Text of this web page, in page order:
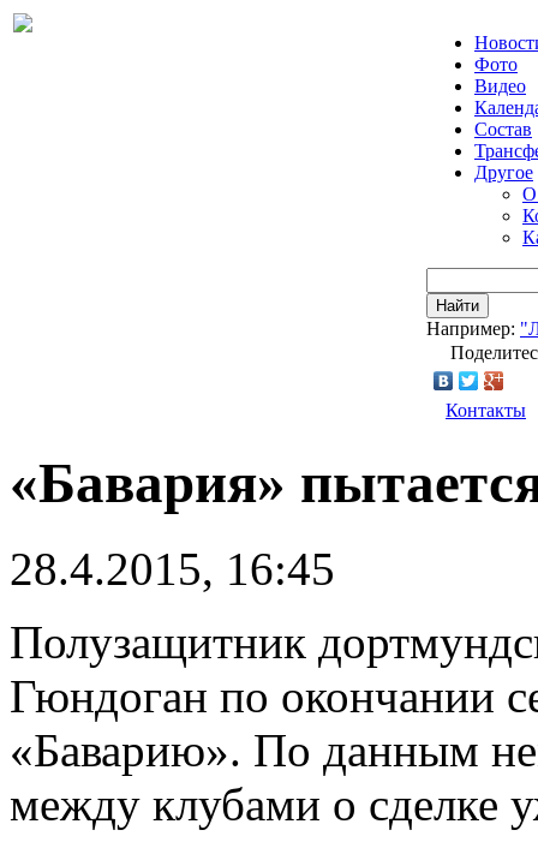
Фото
Видео
Состав
Другое
О
Найти
Например:
Контакты
«Бавария»
28.4.2015, 16:45
Полузащитник
Гюндоган по окончании
«Баварию». По данным
между клубами о сделке